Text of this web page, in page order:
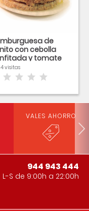
de
con cebolla
y tomate
visitas
VALES AHORRO
944 943 444
L-S de 9:00h a 22:00h